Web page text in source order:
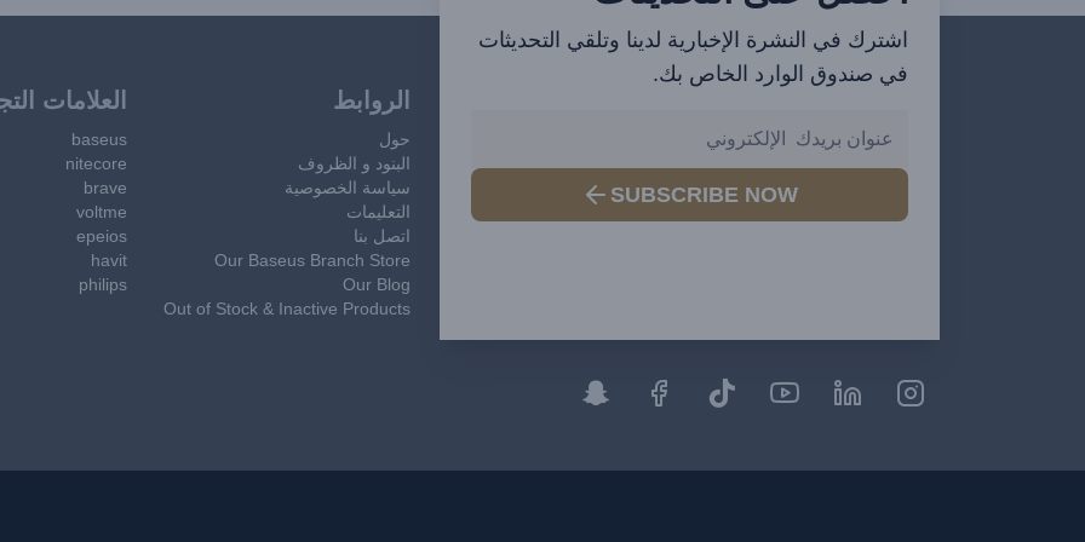
اشترك في النشرة الإخبارية لدينا وتلقي التحديثات
في صندوق الوارد الخاص بك.
SUBSCRIBE NOW
الروابط
حول
البنود و الظروف
سياسة الخصوصية
التعليمات
اتصل بنا
Our Baseus Branch Store
Our Blog
Out of Stock & Inactive Products
العلامات
baseus
nitecore
brave
voltme
epeios
havit
philips